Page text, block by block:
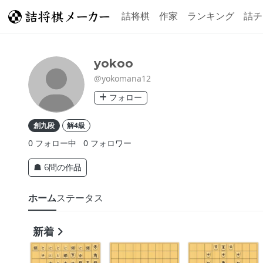
詰将棋 作家 ランキング 詰
yokoo
@yokomana12
フォロー
創九段 解4級
0 フォロー中 0 フォロワー
☗ 6問の作品
ホームステータス
新着